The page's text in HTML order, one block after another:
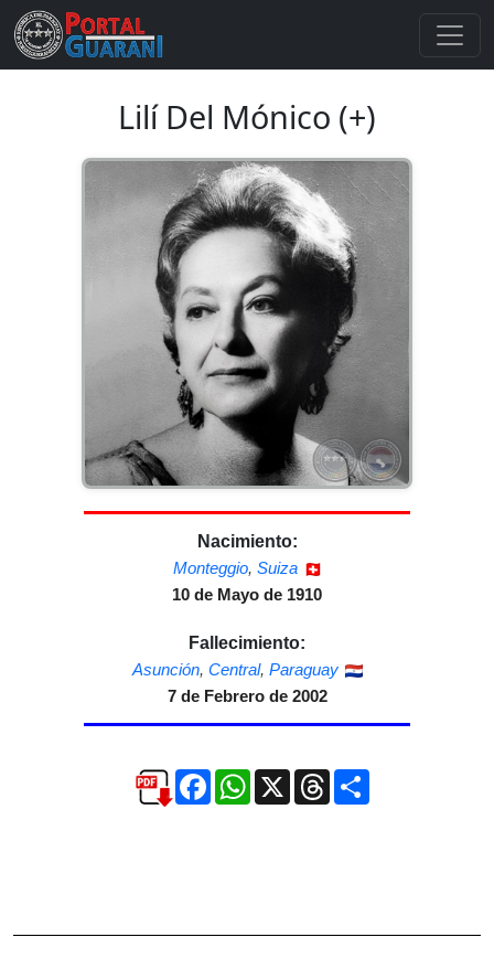
Lilí Del Mónico (+)
Nacimiento:
Monteggio, Suiza
10 de Mayo de 1910
Fallecimiento:
Asunción, Central, Paraguay
7 de Febrero de 2002
FacebookWhatsApp
X ThreadsCompartir